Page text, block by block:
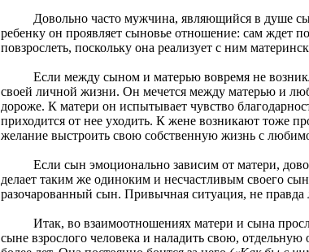
Довольно часто мужчина, являющийся в душе
ребенку он проявляет сыновье отношение: сам
повзрослеть, поскольку она реализует с ним
Если между сыном и матерью вовремя не
своей личной жизни. Он мечется между матерью и
дороже. К матери он испытывает чувство
приходится от нее уходить. К жене возникают тоже
желание выстроить свою собственную жизнь с
Если сын эмоционально зависим от матери,
делает таким же одиноким и несчастливым своего
разочарованный сын. Привычная ситуация, не правда
Итак, во взаимоотношениях матери и сына
сыне взрослого человека и наладить свою,